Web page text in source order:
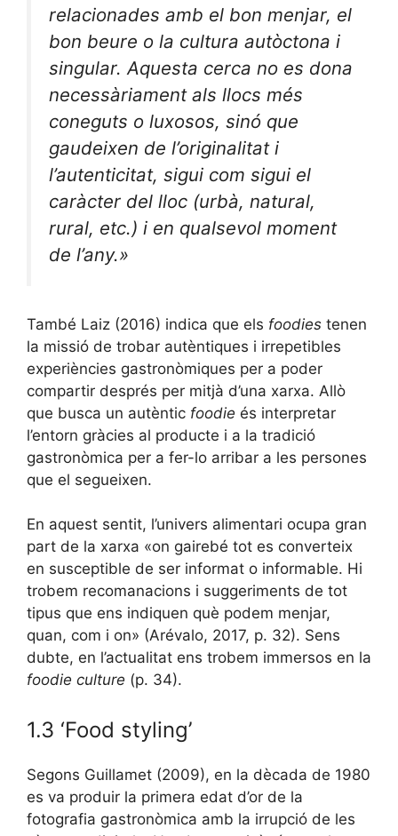
relacionades amb el bon menjar, el
bon beure o la cultura autòctona i
singular. Aquesta cerca no es dona
necessàriament als llocs més
coneguts o luxosos, sinó que
gaudeixen de l’originalitat i
l’autenticitat, sigui com sigui el
caràcter del lloc (urbà, natural,
rural, etc.) i en qualsevol moment
de l’any.»
També Laiz (2016) indica que els foodies tenen
la missió de trobar autèntiques i irrepetibles
experiències gastronòmiques per a poder
compartir després per mitjà d’una xarxa. Allò
que busca un autèntic foodie és interpretar
l’entorn gràcies al producte i a la tradició
gastronòmica per a fer-lo arribar a les persones
que el segueixen.
En aquest sentit, l’univers alimentari ocupa gran
part de la xarxa «on gairebé tot es converteix
en susceptible de ser informat o informable. Hi
trobem recomanacions i suggeriments de tot
tipus que ens indiquen què podem menjar,
quan, com i on» (Arévalo, 2017, p. 32). Sens
dubte, en l’actualitat ens trobem immersos en la
foodie culture (p. 34).
1.3 ‘Food styling’
Segons Guillamet (2009), en la dècada de 1980
es va produir la primera edat d’or de la
fotografia gastronòmica amb la irrupció de les